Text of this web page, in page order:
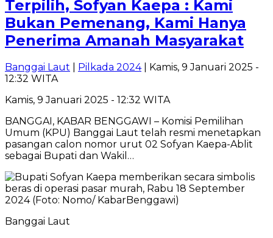
Terpilih, Sofyan Kaepa : Kami
Bukan Pemenang, Kami Hanya
Penerima Amanah Masyarakat
Banggai Laut Pilkada 2024| Kamis, 9 Januari 2025 -
12:32 WITA
Kamis, 9 Januari 2025 - 12:32 WITA
BANGGAI, KABAR BENGGAWI – Komisi Pemilihan
Umum (KPU) Banggai Laut telah resmi menetapkan
pasangan calon nomor urut 02 Sofyan Kaepa-Ablit
sebagai Bupati dan Wakil…
Banggai Laut